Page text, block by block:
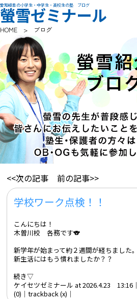
愛知岐阜の小学生・中学生・高校生の塾 ブログ
螢雪ゼミナール
HOME > ブログ
<<次の記事 前の記事>>
学校ワーク点検！！
こんにちは！
木曽川校 各務です🐨
新学年が始まって約２週間が経ちました。
新生活にはもう慣れましたか？？
続き▽
ケイセツゼミナール at 2026.4.23 13:16│
(0) │trackback (x)│